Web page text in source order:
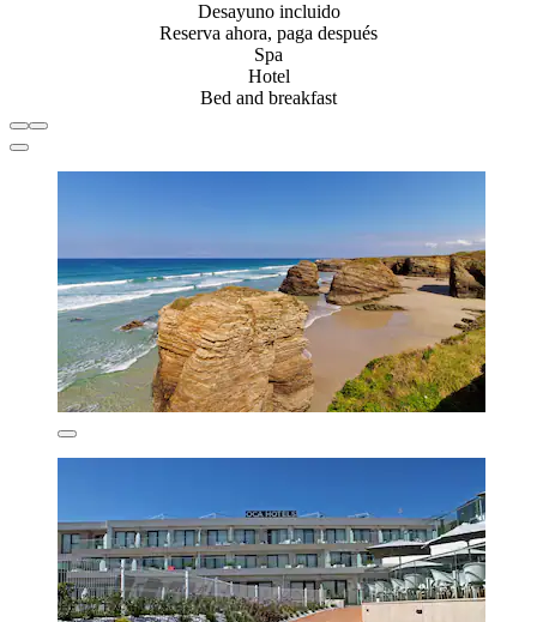
Desayuno incluido
Reserva ahora, paga después
Spa
Hotel
Bed and breakfast